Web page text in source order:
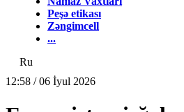
Peşə etikası
Zəngimcell
...
Ru
12:58 / 06 İyul 2026